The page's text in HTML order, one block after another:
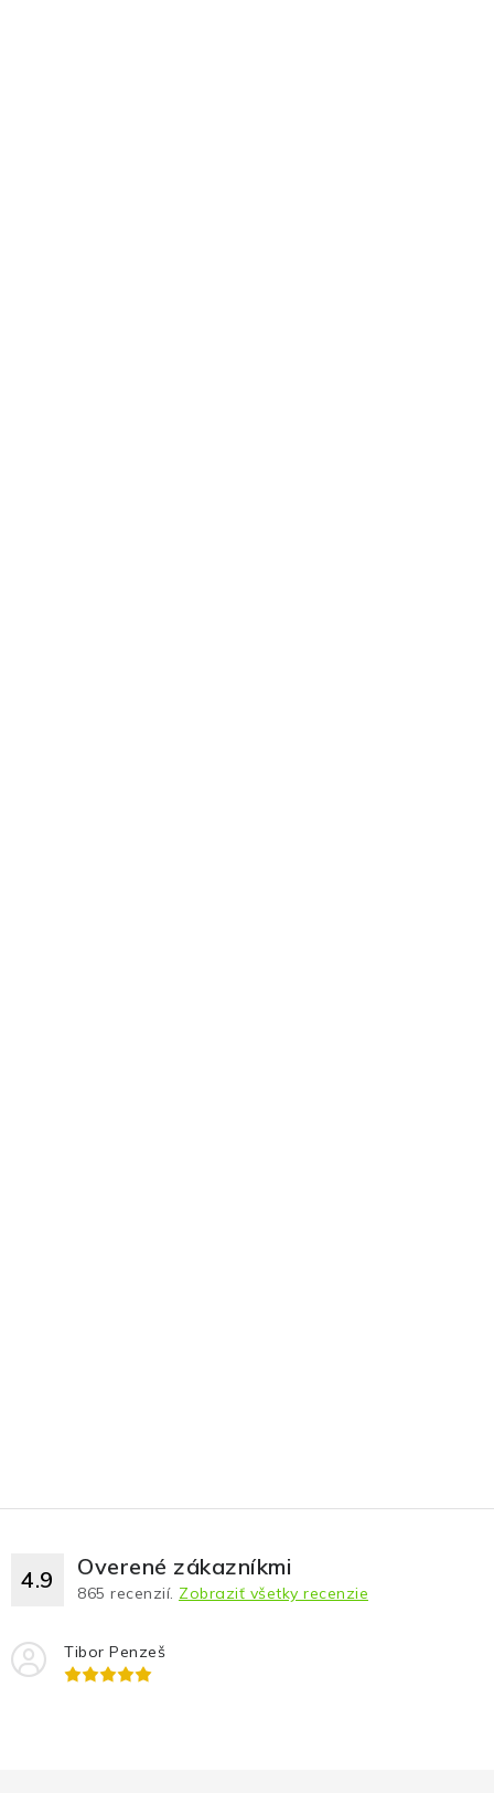
4.9 Overené zákazníkmi
865 recenzií. Zobraziť všetky recenzie
Tibor Penzeš